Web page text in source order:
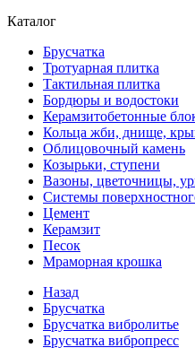
Каталог
Брусчатка
Тротуарная плитка
Тактильная плитка
Бордюры и водостоки
Керамзитобетонные
Кольца жби, днище,
Облицовочный камень
Козырьки, ступени
Вазоны, цветочницы,
Системы
Цемент
Керамзит
Песок
Мраморная крошка
Назад
Брусчатка
Брусчатка вибролитье
Брусчатка вибропресс